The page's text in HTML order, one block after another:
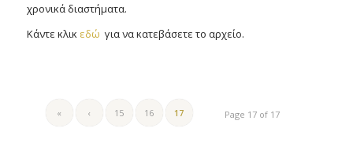
χρονικά διαστήματα.
Κάντε κλικ εδώ για να κατεβάσετε το αρχείο.
Page 17 of 17
« ‹ 15 16 17